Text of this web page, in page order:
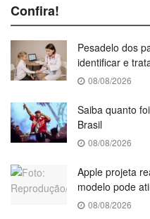
Confira!
Pesadelo dos
identificar e
08/08/2026
Saiba quanto
Brasil
08/08/2026
Apple projeta
modelo pode
08/08/2026